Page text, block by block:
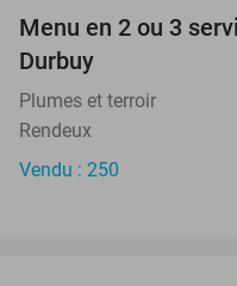
Menu en 2 ou 3
Durbuy
Plumes et terroir
Rendeux
Vendu : 250